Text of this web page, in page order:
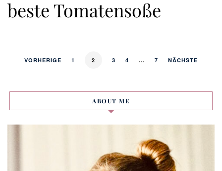
beste Tomatensoße
VORHERIGE 1 2 3 4 … 7 NÄCHSTE
ABOUT ME